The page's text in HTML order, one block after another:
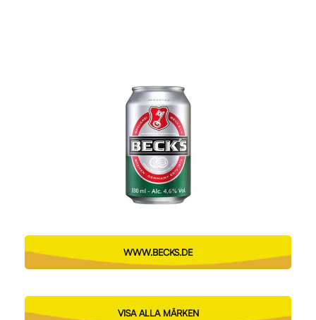
WWW.BECKS.DE
VISA ALLA MÄRKEN